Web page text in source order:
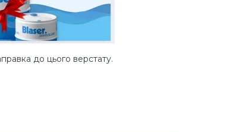
до цього верстату.